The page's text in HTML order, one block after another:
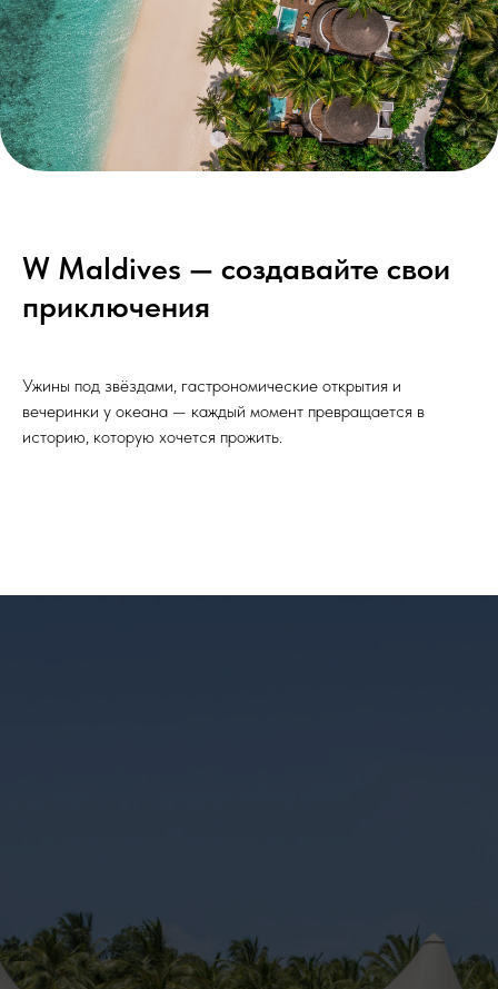
W Maldives — создавайте свои
приключения
Ужины под звёздами, гастрономические открытия и
вечеринки у океана — каждый момент превращается в
историю, которую хочется прожить.